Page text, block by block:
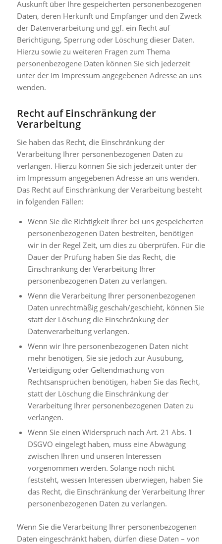
Auskunft über Ihre gespeicherten personenbezogenen
Daten, deren Herkunft und Empfänger und den Zweck
der Datenverarbeitung und ggf. ein Recht auf
Berichtigung, Sperrung oder Löschung dieser Daten.
Hierzu sowie zu weiteren Fragen zum Thema
personenbezogene Daten können Sie sich jederzeit
unter der im Impressum angegebenen Adresse an uns
wenden.
Recht auf Einschränkung der
Verarbeitung
Sie haben das Recht, die Einschränkung der
Verarbeitung Ihrer personenbezogenen Daten zu
verlangen. Hierzu können Sie sich jederzeit unter der
im Impressum angegebenen Adresse an uns wenden.
Das Recht auf Einschränkung der Verarbeitung besteht
in folgenden Fällen:
Wenn Sie die Richtigkeit Ihrer bei uns gespeicherten
personenbezogenen Daten bestreiten, benötigen
wir in der Regel Zeit, um dies zu überprüfen. Für die
Dauer der Prüfung haben Sie das Recht, die
Einschränkung der Verarbeitung Ihrer
personenbezogenen Daten zu verlangen.
Wenn die Verarbeitung Ihrer personenbezogenen
Daten unrechtmäßig geschah/geschieht, können Sie
statt der Löschung die Einschränkung der
Datenverarbeitung verlangen.
Wenn wir Ihre personenbezogenen Daten nicht
mehr benötigen, Sie sie jedoch zur Ausübung,
Verteidigung oder Geltendmachung von
Rechtsansprüchen benötigen, haben Sie das Recht,
statt der Löschung die Einschränkung der
Verarbeitung Ihrer personenbezogenen Daten zu
verlangen.
Wenn Sie einen Widerspruch nach Art. 21 Abs. 1
DSGVO eingelegt haben, muss eine Abwägung
zwischen Ihren und unseren Interessen
vorgenommen werden. Solange noch nicht
feststeht, wessen Interessen überwiegen, haben Sie
das Recht, die Einschränkung der Verarbeitung Ihrer
personenbezogenen Daten zu verlangen.
Wenn Sie die Verarbeitung Ihrer personenbezogenen
Daten eingeschränkt haben, dürfen diese Daten – von